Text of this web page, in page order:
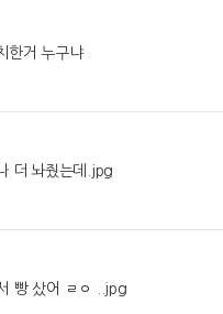
한거 누구냐
더 놔줬는데.jpg
빵 샀어 ㄹㅇ ..jpg